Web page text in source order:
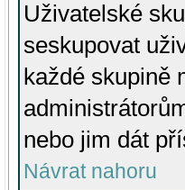
Uživatelské
seskupovat
každé skupině
nebo jim dát
Návrat nahoru